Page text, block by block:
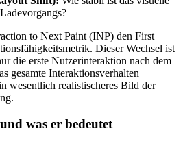
to Next Paint (INP) den First
Dieser Wechsel ist
die erste Nutzerinteraktion nach dem
gesamte Interaktionsverhalten
wesentlich realistischeres Bild der
was er bedeutet